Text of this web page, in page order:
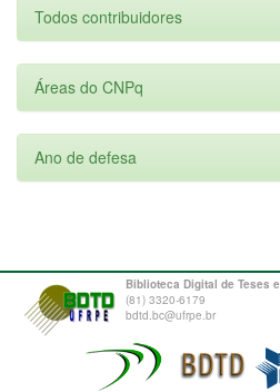
Todos contribuidores
Áreas do CNPq
Ano de defesa
Biblioteca Digital de Teses
(81) 3320-6179
bdtd.bc@ufrpe.br